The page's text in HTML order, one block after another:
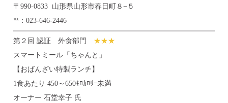
〒990-0833 山形県山形市春日町８−５
℡：023-646-2446
第２回 認証 外食部門 ★★★
スマートミール「ちゃんと」
【おばんざい特製ランチ】
1食あたり 450～650ｷﾛｶﾛﾘｰ未満
オーナー 石堂幸子 氏